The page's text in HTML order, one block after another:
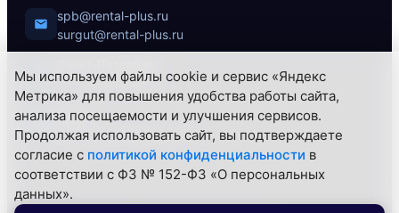
spb@rental-plus.ru
surgut@rental-plus.ru
ул. Литовская, 10
Сургут
Нефтеюганское ш., 62/1
© 2026 РЕНТАЛ+ — Все права защищены.
Мы используем файлы cookie и сервис «Яндекс
Метрика» для повышения удобства работы сайта,
анализа посещаемости и улучшения сервисов.
Продолжая использовать сайт, вы подтверждаете
согласие с политикой конфиденциальности в
соответствии с ФЗ № 152-ФЗ «О персональных
данных».